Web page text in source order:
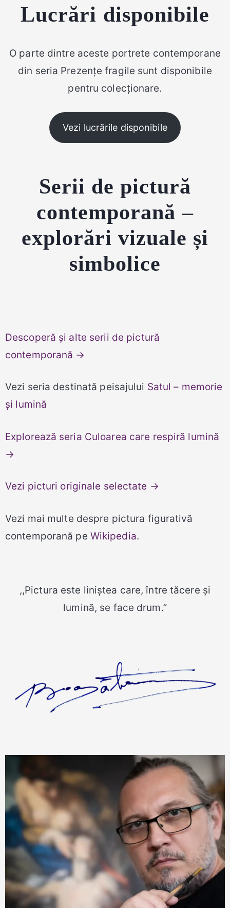
Lucrări disponibile
O parte dintre aceste portrete contemporane
din seria Prezențe fragile sunt disponibile
pentru colecționare.
Vezi lucrările disponibile
Serii de pictură
contemporană –
explorări vizuale și
simbolice
Descoperă și alte serii de pictură
contemporană →
Vezi seria destinată peisajului Satul – memorie
și lumină
Explorează seria Culoarea care respiră lumină
→
Vezi picturi originale selectate →
Vezi mai multe despre pictura figurativă
contemporană pe Wikipedia.
,,Pictura este liniștea care, între tăcere și
lumină, se face drum.”